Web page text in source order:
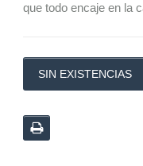
que todo encaje en la
SIN EXISTENCIAS